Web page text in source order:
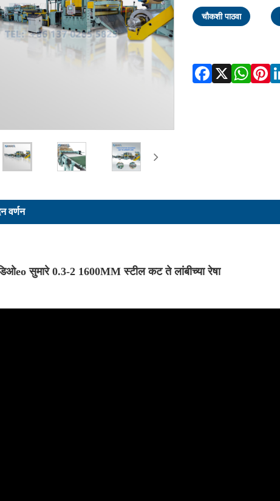
चौकशी पाठवा
वर्णन
eo सुमारे 0.3-2 1600MM स्टील कट ते लांबीच्या रेषा